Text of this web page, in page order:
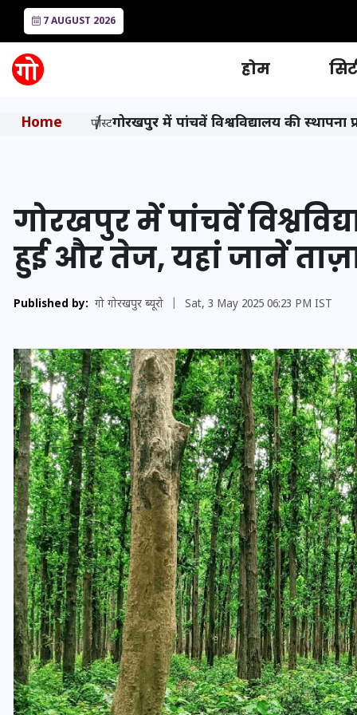
7 AUGUST 2026
होम
Home पोस्टगोरखपुर में पांचवें विश्वविद्यालय की
गोरखपुर में पांचवें
हुई और तेज, यहां जानें
Published by: गो गोरखपुर ब्यूरो Sat, 3 May 2025 06:23 PM IST
यूपी लेखपाल भर्ती: ओबीसी को
मिली बड़ी राहत, 2158 पदों पर
बंपर वैकेंसी, जनरल कोटे में भारी
कटौती
29 दिसम्बर 2025